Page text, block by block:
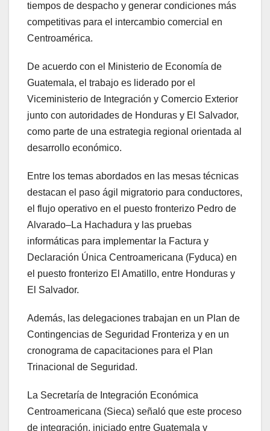
tiempos de despacho y generar condiciones más
competitivas para el intercambio comercial en
Centroamérica.
De acuerdo con el Ministerio de Economía de
Guatemala, el trabajo es liderado por el
Viceministerio de Integración y Comercio Exterior
junto con autoridades de Honduras y El Salvador,
como parte de una estrategia regional orientada al
desarrollo económico.
Entre los temas abordados en las mesas técnicas
destacan el paso ágil migratorio para conductores,
el flujo operativo en el puesto fronterizo Pedro de
Alvarado–La Hachadura y las pruebas
informáticas para implementar la Factura y
Declaración Única Centroamericana (Fyduca) en
el puesto fronterizo El Amatillo, entre Honduras y
El Salvador.
Además, las delegaciones trabajan en un Plan de
Contingencias de Seguridad Fronteriza y en un
cronograma de capacitaciones para el Plan
Trinacional de Seguridad.
La Secretaría de Integración Económica
Centroamericana (Sieca) señaló que este proceso
de integración, iniciado entre Guatemala y